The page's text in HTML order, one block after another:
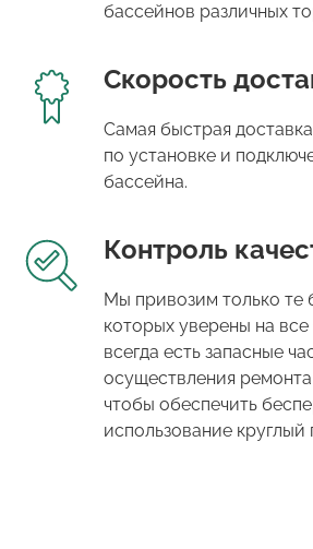
бассейнов различных
Скорость
Самая быстрая
по установке и
бассейна.
Контроль
Мы привозим только те
которых уверены на все
всегда есть запасные
осуществления
чтобы обеспечить
использование круглый